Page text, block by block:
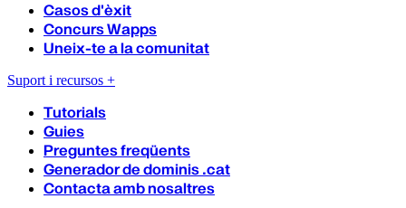
Casos d'èxit
Concurs Wapps
Uneix-te a la comunitat
Suport i recursos +
Tutorials
Guies
Preguntes freqüents
Generador de dominis .cat
Contacta amb nosaltres